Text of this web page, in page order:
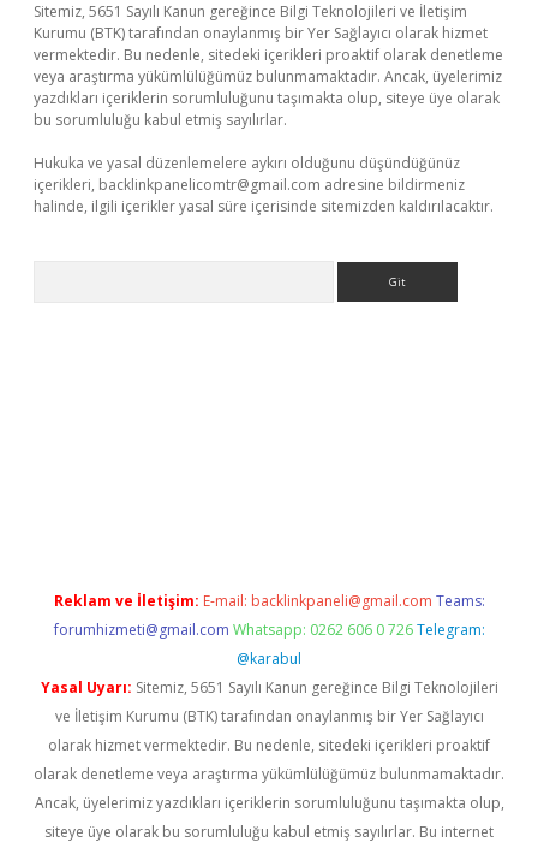
Sitemiz, 5651 Sayılı Kanun gereğince Bilgi Teknolojileri ve İletişim
Kurumu (BTK) tarafından onaylanmış bir Yer Sağlayıcı olarak hizmet
vermektedir. Bu nedenle, sitedeki içerikleri proaktif olarak denetleme
veya araştırma yükümlülüğümüz bulunmamaktadır. Ancak, üyelerimiz
yazdıkları içeriklerin sorumluluğunu taşımakta olup, siteye üye olarak
bu sorumluluğu kabul etmiş sayılırlar.
Hukuka ve yasal düzenlemelere aykırı olduğunu düşündüğünüz
içerikleri, backlinkpanelicomtr@gmail.com adresine bildirmeniz
halinde, ilgili içerikler yasal süre içerisinde sitemizden kaldırılacaktır.
Reklam ve İletişim: E-mail: backlinkpaneli@gmail.com Teams:
forumhizmeti@gmail.com Whatsapp: 0262 606 0 726 Telegram:
@karabul
Yasal Uyarı: Sitemiz, 5651 Sayılı Kanun gereğince Bilgi Teknolojileri
ve İletişim Kurumu (BTK) tarafından onaylanmış bir Yer Sağlayıcı
olarak hizmet vermektedir. Bu nedenle, sitedeki içerikleri proaktif
olarak denetleme veya araştırma yükümlülüğümüz bulunmamaktadır.
Ancak, üyelerimiz yazdıkları içeriklerin sorumluluğunu taşımakta olup,
siteye üye olarak bu sorumluluğu kabul etmiş sayılırlar. Bu internet